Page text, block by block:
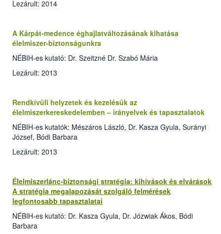
Lezárult: 2014
A Kárpát-medence éghajlatváltozásának kihatása
élelmiszer-biztonságunkra
NÉBIH-es kutató: Dr. Szeitzné Dr. Szabó Mária
Lezárult: 2013
Rendkívüli helyzetek és kezelésük az
élelmiszerkereskedelemben – irányelvek és tapasztalatok
NÉBIH-es kutatók: Mészáros László, Dr. Kasza Gyula, Surányi
József, Bódi Barbara
Lezárult: 2013
Élelmiszerlánc-biztonsági stratégia: kihívások és elvárások
A stratégia megalapozását szolgáló felmérések
legfontosabb tapasztalatai
NÉBIH-es kutató: Dr. Kasza Gyula, Dr. Józwiak Ákos, Bódi
Barbara